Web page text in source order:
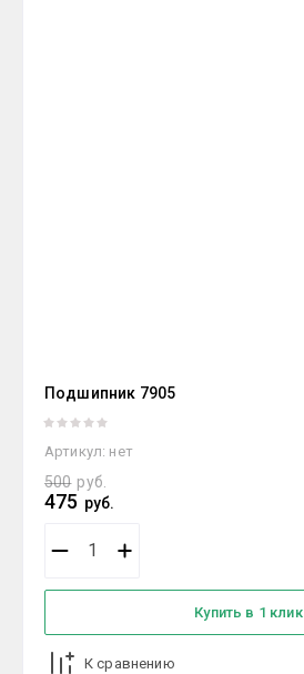
Подшипник 7905
Артикул: нет
500 руб.
475 руб.
Купить в 1 клик
К сравнению